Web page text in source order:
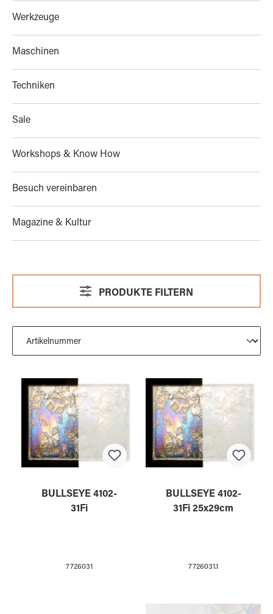
Werkzeuge
Maschinen
Techniken
Sale
Workshops & Know How
Besuch vereinbaren
Magazine & Kultur
PRODUKTE FILTERN
BULLSEYE 4102-
31Fi
7726031
BULLSEYE 4102-
31Fi 25x29cm
7726031.1